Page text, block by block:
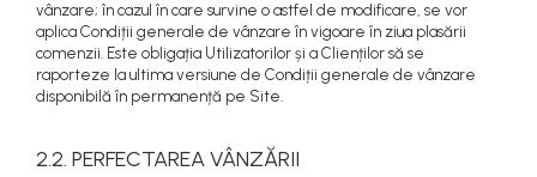
vânzare; în cazul în care survine o astfel de modificare, se vor
aplica Condiții generale de vânzare în vigoare în ziua plasării
comenzii. Este obligația Utilizatorilor și a Clienților să se
raporteze la ultima versiune de Condiții generale de vânzare
disponibilă în permanență pe Site.
2.2. PERFECTAREA VÂNZĂRII